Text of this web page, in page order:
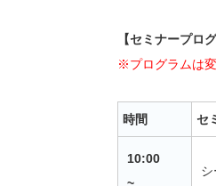
【セミナープロ
※プログラムは
時間 セ
10:00
~